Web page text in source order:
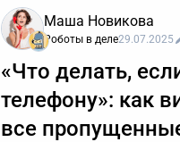
Маша Новикова
Роботы в деле29.07.2025
«Что делать,
телефону»: как
все